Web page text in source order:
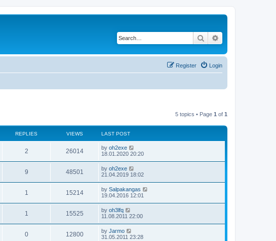
Search
Login
Register
5 topics • Page 1 of 1
REPLIES VIEWS LAST POST
2 26014 by oh2exe
18.01.2020 20:20
9 48501 by oh2exe
21.04.2019 18:02
1 15214 by Salpakangas
19.04.2016 12:01
1 15525 by oh3lfq
11.08.2011 22:00
0 12800 by Jarmo
31.05.2011 23:28